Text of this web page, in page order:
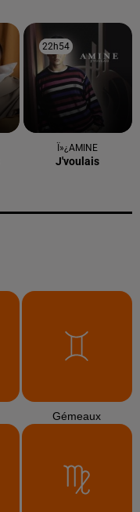
22h54
22h54
Ï»¿AMINE
J'voulais
Gémeaux